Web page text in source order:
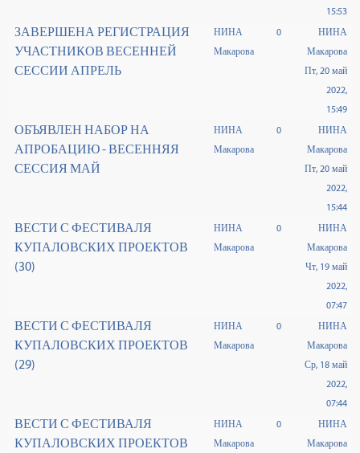
15:53
ЗАВЕРШЕНА РЕГИСТРАЦИЯ
УЧАСТНИКОВ ВЕСЕННЕЙ
СЕССИИ АПРЕЛЬ
НИНА
Макарова
0
НИНА
Макарова
Пт, 20 май
2022,
15:49
ОБЪЯВЛЕН НАБОР НА
АПРОБАЦИЮ - ВЕСЕННЯЯ
СЕССИЯ МАЙ
НИНА
Макарова
0
НИНА
Макарова
Пт, 20 май
2022,
15:44
ВЕСТИ С ФЕСТИВАЛЯ
КУПАЛОВСКИХ ПРОЕКТОВ
(30)
НИНА
Макарова
0
НИНА
Макарова
Чт, 19 май
2022,
07:47
ВЕСТИ С ФЕСТИВАЛЯ
КУПАЛОВСКИХ ПРОЕКТОВ
(29)
НИНА
Макарова
0
НИНА
Макарова
Ср, 18 май
2022,
07:44
ВЕСТИ С ФЕСТИВАЛЯ
КУПАЛОВСКИХ ПРОЕКТОВ
НИНА
Макарова
0
НИНА
Макарова